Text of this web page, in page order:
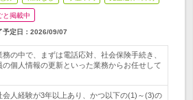
と掲載中
予定日： 2026/09/07
務の中で、まずは電話応対、社会保険手続き、
の個人情報の更新といった業務からお任せして
会人経験が3年以上あり、かつ以下の(1)～(3)の